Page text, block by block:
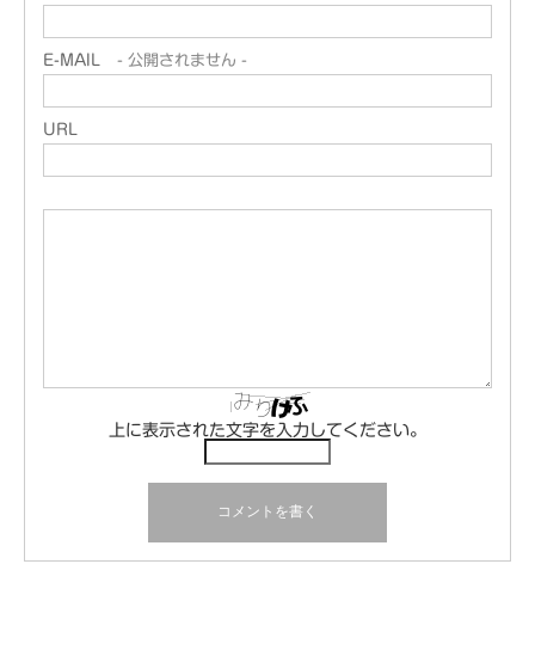
E-MAIL - 公開されません -
URL
上に表示された文字を入力してください。